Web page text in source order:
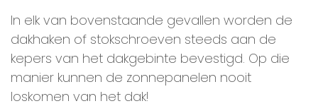
In elk van bovenstaande gevallen worden de
dakhaken of stokschroeven steeds aan de
kepers van het dakgebinte bevestigd. Op die
manier kunnen de zonnepanelen nooit
loskomen van het dak!